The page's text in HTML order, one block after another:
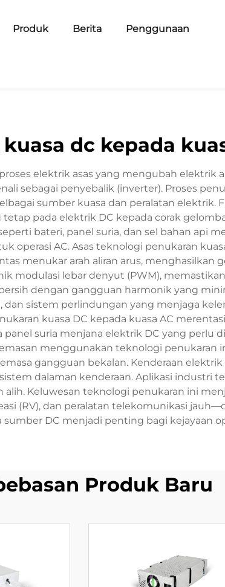
Produk Berita Penggunaan
dc kepada
elektrik asas yang mengubah elektrik
sebagai penyebalik (inverter). Proses
sumber kuasa dan peralatan elektrik.
pada elektrik DC kepada corak
bateri, panel suria, dan sel bahan api
operasi AC. Asas teknologi penukaran
menukar arah aliran arus, menghasilkan
modulasi lebar denyut (PWM),
dengan gangguan harmonik yang
sistem perlindungan yang menjaga
kuasa DC kepada kuasa AC
suria menjana elektrik DC yang perlu
menggunakan teknologi
gangguan bekalan. Kenderaan
dalaman kenderaan. Aplikasi industri
Keluwesan teknologi penukaran ini
(RV), dan peralatan telekomunikasi
sumber DC menjadi penting bagi kejayaan
Produk Baru